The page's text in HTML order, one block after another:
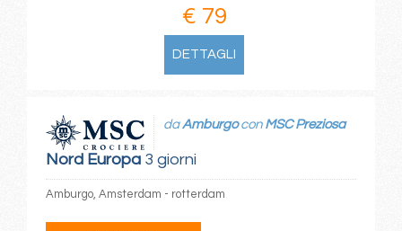
€ 79
DETTAGLI
Nord Europa3 giorni
daAmburgocon MSC Preziosa
Amburgo, Amsterdam - rotterdam